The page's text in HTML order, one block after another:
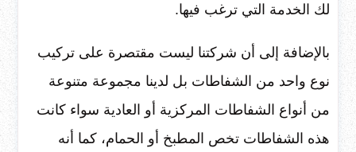
لك الخدمة التي ترغب فيها.
بالإضافة إلى أن شركتنا ليست مقتصرة على تركيب
نوع واحد من الشفاطات بل لدينا مجموعة متنوعة
من أنواع الشفاطات المركزية أو العادية سواء كانت
هذه الشفاطات تخص المطبخ أو الحمام، كما أنه